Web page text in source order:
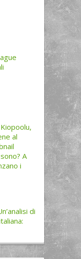
al
A
i
di